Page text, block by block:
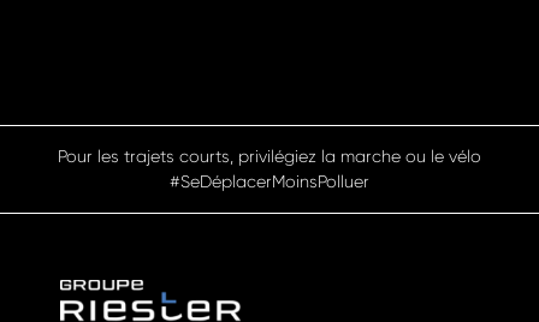
Pour les trajets courts, privilégiez la marche ou le vélo
#SeDéplacerMoinsPolluer